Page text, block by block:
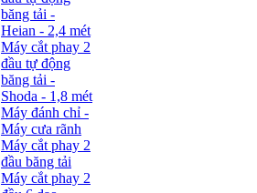
băng tải -
Heian - 2,4 mét
Máy cắt phay 2
đầu tự động
băng tải -
Shoda - 1,8 mét
Máy đánh chỉ -
Máy cưa rãnh
Máy cắt phay 2
đầu băng tải
Máy cắt phay 2